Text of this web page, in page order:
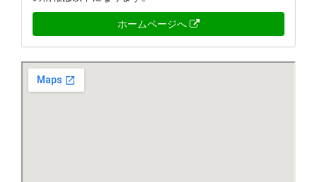
ホームページへ